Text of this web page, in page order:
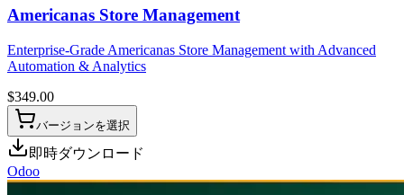
Americanas Store Management
Enterprise-Grade Americanas Store Management with Advanced
Automation & Analytics
$349.00
バージョンを選択
即時ダウンロード
Odoo